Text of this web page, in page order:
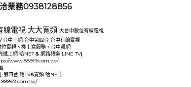
業務0938128856
線電視 大大寬頻 大台中數位有線電視
/ 台中上網 台中第四台 台中有線電視
位電視 、 機上盒服務 、 台中飆網
纖上網 哈NET& 網路頻道 LINE TV)
www.88919.com.tw/
-第四台 哈TV&寬頻 哈NET)